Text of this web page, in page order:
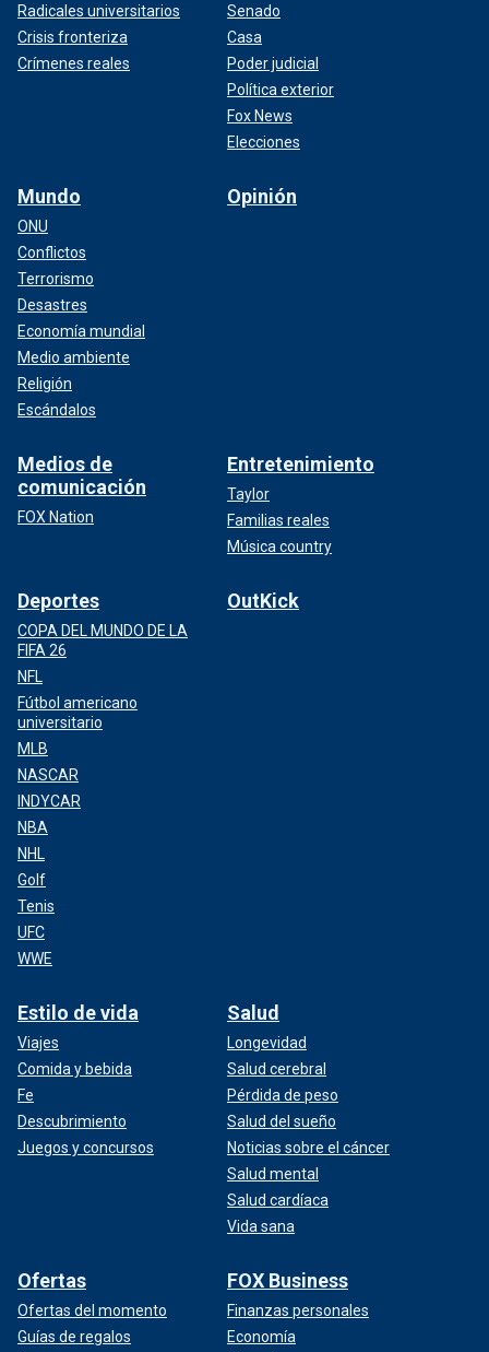
Radicales universitarios
Crisis fronteriza
Crímenes reales
Senado
Casa
Poder judicial
Política exterior
Fox News
Elecciones
Mundo
ONU
Conflictos
Terrorismo
Desastres
Economía mundial
Medio ambiente
Religión
Escándalos
Opinión
Medios de
comunicación
FOX Nation
Entretenimiento
Taylor
Familias reales
Música country
Deportes
COPA DEL MUNDO DE LA
FIFA 26
NFL
Fútbol americano
universitario
MLB
NASCAR
INDYCAR
NBA
NHL
Golf
Tenis
UFC
WWE
OutKick
Estilo de vida
Viajes
Comida y bebida
Fe
Descubrimiento
Juegos y concursos
Salud
Longevidad
Salud cerebral
Pérdida de peso
Salud del sueño
Noticias sobre el cáncer
Salud mental
Salud cardíaca
Vida sana
Ofertas
Ofertas del momento
Guías de regalos
FOX Business
Finanzas personales
Economía